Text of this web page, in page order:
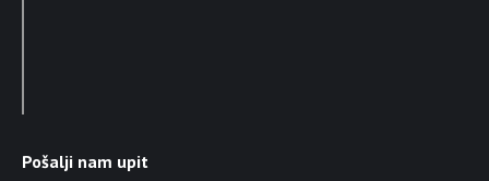
Pošalji nam upit